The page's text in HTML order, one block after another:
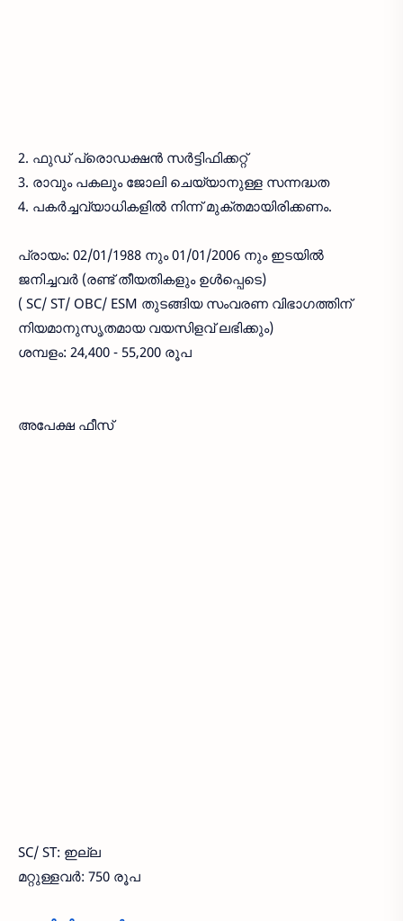
2. ഫുഡ് പ്രൊഡക്ഷൻ സർട്ടിഫിക്കറ്റ്
3. രാവും പകലും ജോലി ചെയ്യാനുള്ള സന്നദ്ധത
4. പകർച്ചവ്യാധികളിൽ നിന്ന് മുക്തമായിരിക്കണം.
പ്രായം: 02/01/1988 നും 01/01/2006 നും ഇടയിൽ
ജനിച്ചവർ (രണ്ട് തീയതികളും ഉൾപ്പെടെ)
( SC/ ST/ OBC/ ESM തുടങ്ങിയ സംവരണ വിഭാഗത്തിന്
നിയമാനുസൃതമായ വയസിളവ് ലഭിക്കും)
ശമ്പളം: 24,400 - 55,200 രൂപ
അപേക്ഷ ഫീസ്
SC/ ST: ഇല്ല
മറ്റുള്ളവർ: 750 രൂപ